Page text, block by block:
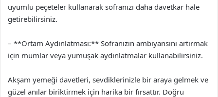
uyumlu peçeteler kullanarak sofranızı daha davetkar hale
getirebilirsiniz.
– **Ortam Aydınlatması:** Sofranızın ambiyansını artırmak
için mumlar veya yumuşak aydınlatmalar kullanabilirsiniz.
Akşam yemeği davetleri, sevdiklerinizle bir araya gelmek ve
güzel anılar biriktirmek için harika bir fırsattır. Doğru